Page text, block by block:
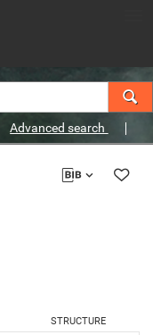
Advanced search
STRUCTURE